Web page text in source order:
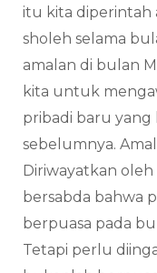
itu kita diperintah
sholeh selama
amalan di bulan
kita untuk
pribadi baru
sebelumnya.
Diriwayatkan
bersabda bahwa
berpuasa pada
Tetapi perlu